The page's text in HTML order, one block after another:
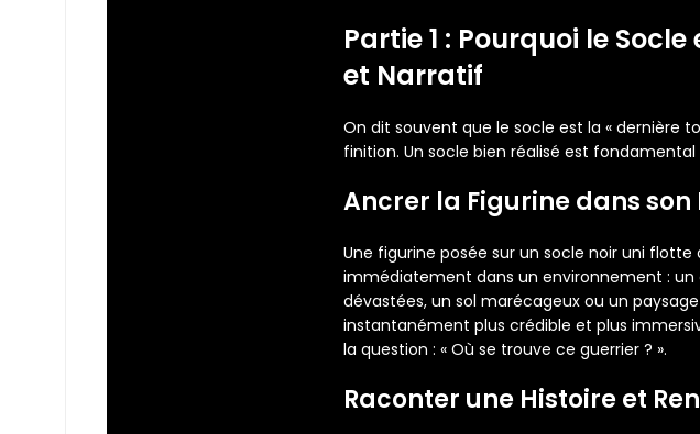
Partie 1 : Pourquoi le
et Narratif
On dit souvent que le socle est la « dernière
finition. Un socle bien réalisé est fondamental
Ancrer la Figurine dans
Une figurine posée sur un socle noir uni
immédiatement dans un environnement : un
dévastées, un sol marécageux ou un
instantanément plus crédible et plus
la question : « Où se trouve ce guerrier ? ».
Raconter une Histoire et